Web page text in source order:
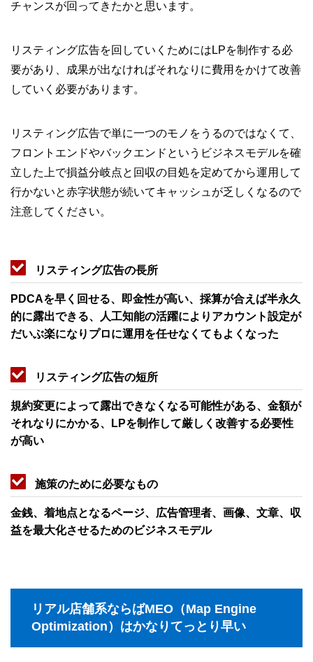
チャンスが回ってきたかと思います。
リスティング広告を回していくためにはLPを制作する必
要があり、成果が出なければそれなりに費用をかけて改善
していく必要があります。
リスティング広告で単に一つのモノをうるのではなくて、
フロントエンドやバックエンドというビジネスモデルを確
立した上で損益分岐点と回収の目処を定めてから運用して
行かないと赤字状態が続いてキャッシュが乏しくなるので
注意してください。
リスティング広告の長所
PDCAを早く回せる、即金性が高い、採算が合えば半永久
的に露出できる、人工知能の活躍によりアカウント設定が
だいぶ楽になりプロに運用を任せなくてもよくなった
リスティング広告の短所
規約変更によって露出できなくなる可能性がある、金額が
それなりにかかる、LPを制作して厳しく改善する必要性
が高い
施策のために必要なもの
金銭、着地点となるページ、広告管理者、画像、文章、収
益を最大化させるためのビジネスモデル
リアル店舗系ならばMEO（Map Engine
Optimization）はかなりてっとり早い